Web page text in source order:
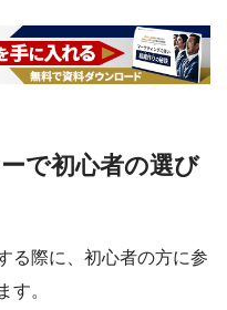
で初心者の選び
る際に、初心者の方に参
す。